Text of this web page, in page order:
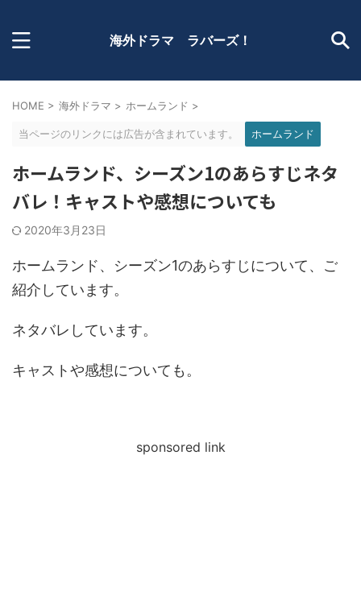
海外ドラマ ラバーズ！
HOME > 海外ドラマ > ホームランド >
当ページのリンクには広告が含まれています。 ホームランド
ホームランド、シーズン1のあらすじネタ
バレ！キャストや感想についても
2020年3月23日
ホームランド、シーズン1のあらすじについて、ご
紹介しています。
ネタバレしています。
キャストや感想についても。
sponsored link